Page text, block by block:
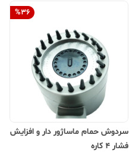
%36
سردوش حمام ماساژور دار و افزایش
فشار 4 کاره